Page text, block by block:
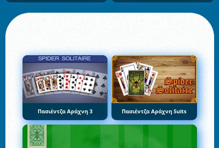
Πασιέντζα Αράχνη 3 Πασιέντζα Αράχνη Suits